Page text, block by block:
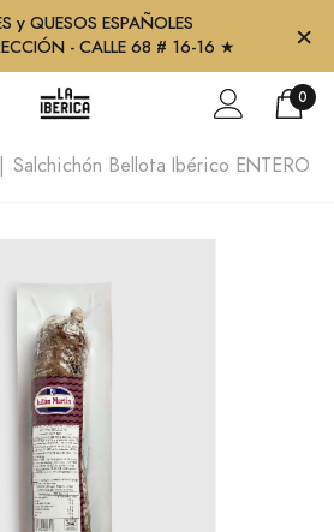
y QUESOS ESPAÑOLES
- CALLE 68 # 16-16 ★
×
0
Salchichón Bellota Ibérico ENTERO